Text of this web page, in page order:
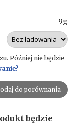
9g
Później nie będzie
do porównania
będzie